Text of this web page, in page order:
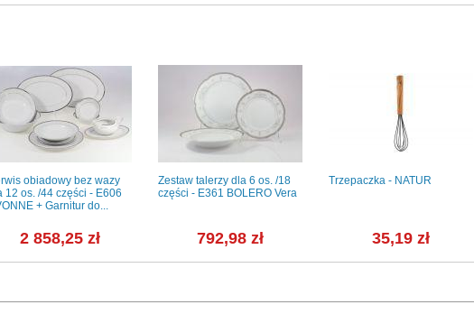
obiadowy bez wazy
12 os. /44 części - E606
+ Garnitur do...
2 858,25 zł
Zestaw talerzy dla 6 os. /18
części - E361 BOLERO Vera
792,98 zł
Trzepaczka - NATUR
35,19 zł